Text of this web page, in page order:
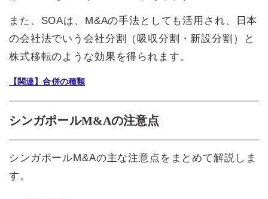
また、SOAは、M&Aの手法としても活用され、日本
の会社法でいう会社分割（吸収分割・新設分割）と
株式移転のような効果を得られます。
【関連】合併の種類
シンガポールM&Aの注意点
シンガポールM&Aの主な注意点をまとめて解説しま
す。